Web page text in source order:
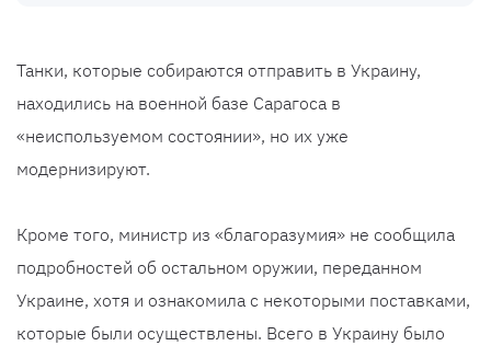
Танки, которые собираются отправить в Украину,
находились на военной базе Сарагоса в
«неиспользуемом состоянии», но их уже
модернизируют.
Кроме того, министр из «благоразумия» не сообщила
подробностей об остальном оружии, переданном
Украине, хотя и ознакомила с некоторыми поставками,
которые были осуществлены. Всего в Украину было